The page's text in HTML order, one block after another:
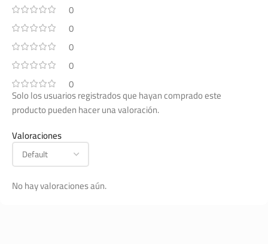
0
0
0
0
0
Valoraciones
No hay valoraciones aún.
Solo los usuarios registrados que hayan comprado este
producto pueden hacer una valoración.